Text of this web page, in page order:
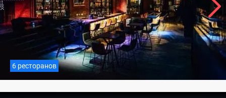
6 ресторанов